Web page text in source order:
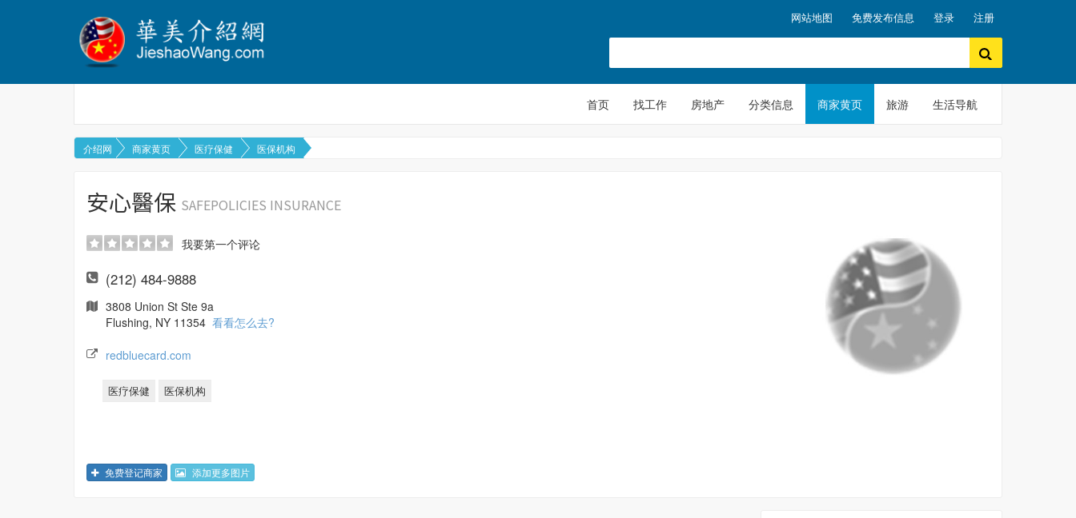
网站地图 免费发布信息 登录 注册
首页 找工作 房地产 分类信息 商家黄页 旅游 生活导航
介绍网 商家黄页 医疗保健 医保机构
安心醫保 SAFEPOLICIES INSURANCE
我要第一个评论
(212) 484-9888
3808 Union St Ste 9a
Flushing, NY 11354 看看怎么去?
redbluecard.com
医疗保健 医保机构
免费登记商家 添加更多图片